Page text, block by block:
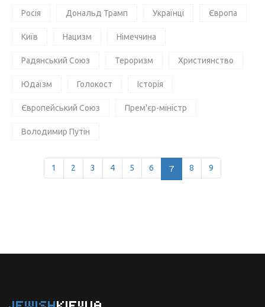
Росія Дональд Трамп Українці Європа
Київ Нацизм Німеччина
Радянський Союз Тероризм Християнство
Юдаїзм Голокост Історія
Європейський Союз Прем'єр-міністр
Володимир Путін
1 2 3 4 5 6 7 8 9